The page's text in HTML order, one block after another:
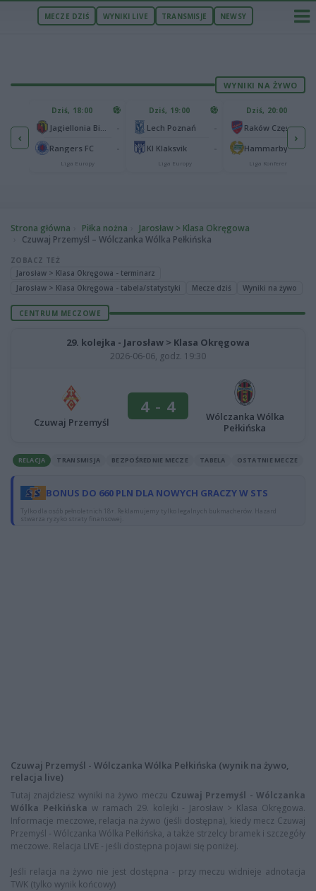
MECZE DZIŚ WYNIKI LIVE TRANSMISJE NEWSY
WYNIKI NA ŻYWO
‹
1
0
Dziś, 18:00
Rangers FC
Liga Europy
Dziś, 19:00
Lech Poznań
KI Klaksvik
Liga Europy
Dziś, 20:00
Raków Częstochowa
Hammarby IF
Liga Konferencji
›
Strona główna Piłka nożna
Jarosław > Klasa Okręgowa
Czuwaj Przemyśl – Wólczanka Wólka Pełkińska
ZOBACZ TEŻ
Jarosław > Klasa Okręgowa - terminarz
Jarosław > Klasa Okręgowa - tabela/statystyki
Mecze dziś Wyniki na żywo
CENTRUM MECZOWE
29. kolejka - Jarosław > Klasa Okręgowa
2026-06-06, godz. 19:30
Czuwaj Przemyśl
4 - 4
Wólczanka Wólka
Pełkińska
RELACJA TRANSMISJA BEZPOŚREDNIE MECZE TABELA OSTATNIE MECZE
BONUS DO 660 PLN DLA NOWYCH GRACZY W STS
Tylko dla osób pełnoletnich 18+. Reklamujemy tylko legalnych bukmacherów. Hazard
stwarza ryzyko straty finansowej.
Czuwaj Przemyśl - Wólczanka Wólka Pełkińska (wynik na żywo,
relacja live)
Tutaj znajdziesz wyniki na żywo meczu Czuwaj Przemyśl - Wólczanka
Wólka Pełkińska w ramach 29. kolejki - Jarosław > Klasa Okręgowa.
Informacje meczowe, relacja na żywo (jeśli dostępna), kiedy mecz Czuwaj
Przemyśl - Wólczanka Wólka Pełkińska, a także strzelcy bramek i szczegóły
meczowe. Relacja LIVE - jeśli dostępna pojawi się poniżej.
Jeśli relacja na żywo nie jest dostępna - przy meczu widnieje adnotacja
TWK (tylko wynik końcowy)